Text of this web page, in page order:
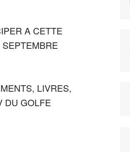
A CETTE
LIVRES,
DU GOLFE